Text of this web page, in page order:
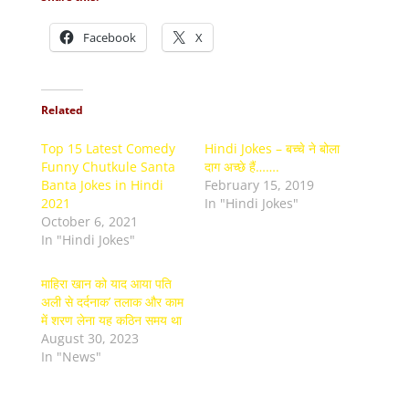
Facebook X
Related
Top 15 Latest Comedy
Funny Chutkule Santa
Banta Jokes in Hindi
2021
October 6, 2021
In "Hindi Jokes"
Hindi Jokes – बच्चे ने बोला
दाग अच्छे हैं…….
February 15, 2019
In "Hindi Jokes"
माहिरा खान को याद आया पति
अली से दर्दनाक’ तलाक और काम
में शरण लेना यह कठिन समय था
August 30, 2023
In "News"